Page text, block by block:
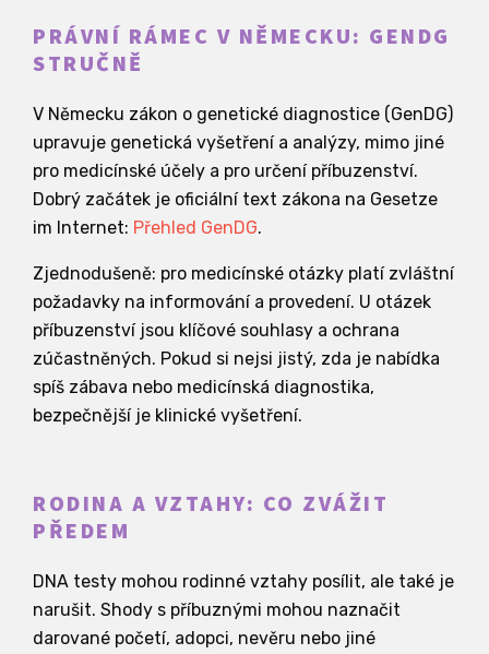
PRÁVNÍ RÁMEC V NĚMECKU: GENDG
STRUČNĚ
V Německu zákon o genetické diagnostice (GenDG)
upravuje genetická vyšetření a analýzy, mimo jiné
pro medicínské účely a pro určení příbuzenství.
Dobrý začátek je oficiální text zákona na Gesetze
im Internet: Přehled GenDG.
Zjednodušeně: pro medicínské otázky platí zvláštní
požadavky na informování a provedení. U otázek
příbuzenství jsou klíčové souhlasy a ochrana
zúčastněných. Pokud si nejsi jistý, zda je nabídka
spíš zábava nebo medicínská diagnostika,
bezpečnější je klinické vyšetření.
RODINA A VZTAHY: CO ZVÁŽIT
PŘEDEM
DNA testy mohou rodinné vztahy posílit, ale také je
narušit. Shody s příbuznými mohou naznačit
darované početí, adopci, nevěru nebo jiné